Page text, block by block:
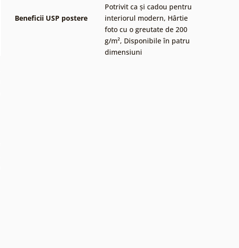
Beneficii USP postere
Potrivit ca și cadou pentru
interiorul modern, Hârtie
foto cu o greutate de 200
g/m², Disponibile în patru
dimensiuni